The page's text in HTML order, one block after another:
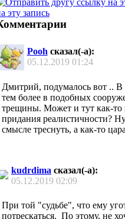
эту запись
Poohсказал(-а):
05.12.2019 01:24
Дмитрий, подумалось вот .. В
тем более в подобных
трещины. Может и тут как-то
придания реалистичности?
смысле треснуть, а как-то
kudrdima сказал(-а):
05.12.2019 02:09
При той "судьбе", что ему
потрескаться. По этому, не